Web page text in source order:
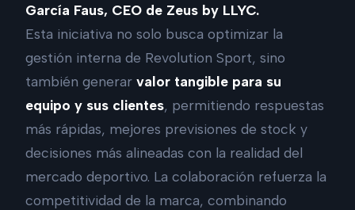
García Faus, CEO de Zeus by LLYC.
Esta iniciativa no solo busca optimizar la
gestión interna de Revolution Sport, sino
también generar valor tangible para su
equipo y sus clientes, permitiendo respuestas
más rápidas, mejores previsiones de stock y
decisiones más alineadas con la realidad del
mercado deportivo. La colaboración refuerza la
competitividad de la marca, combinando